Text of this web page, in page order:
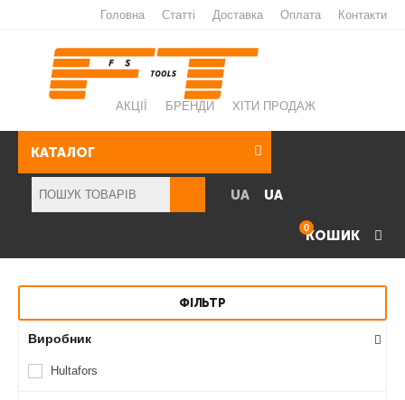
Головна Статті Доставка Оплата Контакти
АКЦІЇ БРЕНДИ ХІТИ ПРОДАЖ
КАТАЛОГ
UA UA
0КОШИК
ФІЛЬТР
Виробник
Hultafors